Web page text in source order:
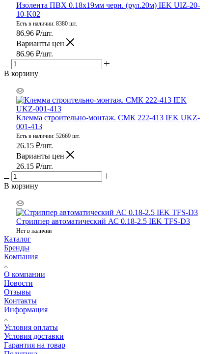
Изолента ПВХ 0.18х19мм черн. (рул.20м) IEK UIZ-20-
10-K02
Есть в наличии: 8380 шт.
86.96 ₽/шт.
Варианты цен
86.96 ₽/шт.
В корзину
Клемма строительно-монтаж. СМК 222-413 IEK UKZ-
001-413
Есть в наличии: 52669 шт.
26.15 ₽/шт.
Варианты цен
26.15 ₽/шт.
В корзину
Стриппер автоматический АС 0.18-2.5 IEK TFS-D3
Нет в наличии
Каталог
Бренды
Компания
О компании
Новости
Отзывы
Контакты
Информация
Условия оплаты
Условия доставки
Гарантия на товар